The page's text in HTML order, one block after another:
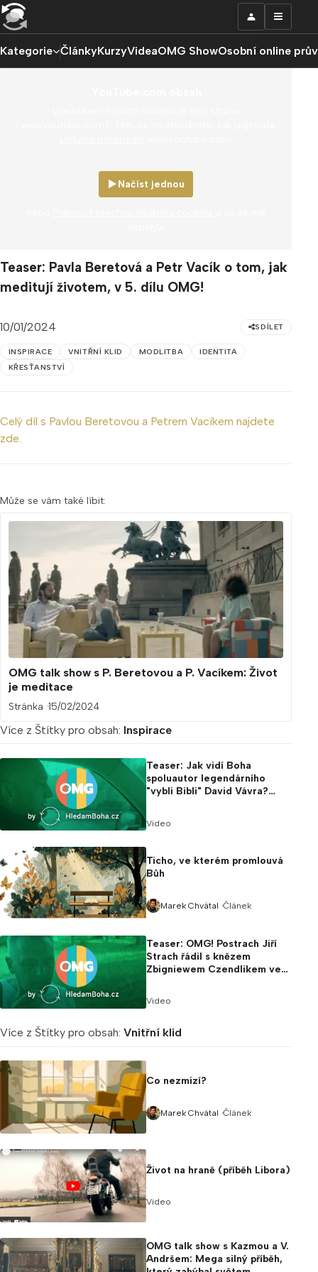
Kategorie ČlánkyKurzyVideaOMG ShowOsobní online
Načíst jednou
Teaser: Pavla Beretová a Petr Vacík o tom, jak
meditují životem, v 5. dílu OMG!
10/01/2024 SDÍLET
INSPIRACE VNITŘNÍ KLID MODLITBA
IDENTITA
KŘESŤANSTVÍ
Celý díl s Pavlou Beretovou a Petrem Vacíkem najdete
zde.
Může se vám také líbit:
OMG talk show s P. Beretovou a P. Vacíkem: Život
je meditace
Stránka 15/02/2024
Více z Štítky pro obsah: Inspirace
Teaser: Jak vidí Boha
spoluautor legendárního
"vybli Bibli" David Vávra?
Video
Ticho, ve kterém promlouvá
Bůh
Marek Chvátal Článek
Teaser: OMG! Postrach Jiří
Strach řádil s knězem
Zbigniewem Czendlikem ve
Video
Více z Štítky pro obsah: Vnitřní klid
Co nezmizí?
Marek Chvátal Článek
Život na hraně (příběh Libora)
Video
OMG talk show s Kazmou a V.
Andršem: Mega silný příběh,